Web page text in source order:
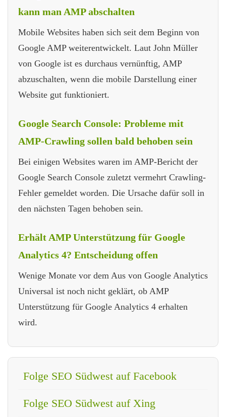
kann man AMP abschalten
Mobile Websites haben sich seit dem Beginn von
Google AMP weiterentwickelt. Laut John Müller
von Google ist es durchaus vernünftig, AMP
abzuschalten, wenn die mobile Darstellung einer
Website gut funktioniert.
Google Search Console: Probleme mit
AMP-Crawling sollen bald behoben sein
Bei einigen Websites waren im AMP-Bericht der
Google Search Console zuletzt vermehrt Crawling-
Fehler gemeldet worden. Die Ursache dafür soll in
den nächsten Tagen behoben sein.
Erhält AMP Unterstützung für Google
Analytics 4? Entscheidung offen
Wenige Monate vor dem Aus von Google Analytics
Universal ist noch nicht geklärt, ob AMP
Unterstützung für Google Analytics 4 erhalten
wird.
Folge SEO Südwest auf Facebook
Folge SEO Südwest auf Xing